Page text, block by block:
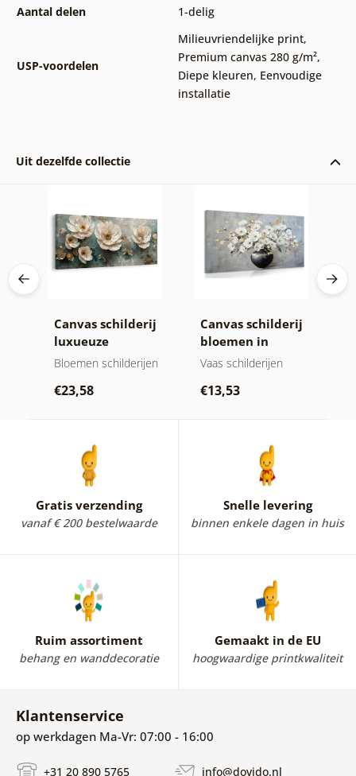
Aantal delen
1-delig
USP-voordelen
Milieuvriendelijke print,
Premium canvas 280 g/m²,
Diepe kleuren, Eenvoudige
installatie
Uit dezelfde collectie
Canvas schilderij
luxueuze
bloemenharmonie
Bloemen schilderijen
€23,58
Canvas schilderij
bloemen in
zwarte vaas
Vaas schilderijen
€13,53
Gratis verzending
vanaf € 200 bestelwaarde
Snelle levering
binnen enkele dagen in huis
Ruim assortiment
behang en wanddecoratie
Gemaakt in de EU
hoogwaardige printkwaliteit
Klantenservice
op werkdagen Ma-Vr: 07:00 - 16:00
+31 20 890 5765 info@dovido.nl